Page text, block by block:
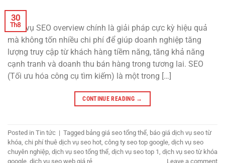
30
Th8
Dịch vụ SEO overview chính là giải pháp cực kỳ hiệu quả
mà không tốn nhiều chi phí để giúp doanh nghiệp tăng
lượng truy cập từ khách hàng tiềm năng, tăng khả năng
cạnh tranh và doanh thu bán hàng trong tương lai. SEO
(Tối ưu hóa công cụ tìm kiếm) là một trong […]
CONTINUE READING →
Posted in Tin tức | Tagged bảng giá seo tổng thể, báo giá dịch vụ seo từ
khóa, chi phí thuê dịch vụ seo hot, công ty seo top google, dịch vụ seo
chuyên nghiệp, dịch vụ seo tổng thể, dịch vụ seo top 1, dịch vụ seo từ khóa
google, dịch vụ seo web giá rẻ Leave a comment